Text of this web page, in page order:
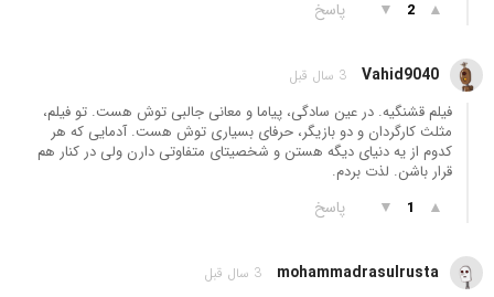
▲
2
▼ پاسخ
Vahid9040 3 سال قبل
فیلم قشنگیه. در عین سادگی، پیاما و معانی جالبی توش هست. تو فیلم،
مثلث کارگردان و دو بازیگر، حرفای بسیاری توش هست. آدمایی که هر
کدوم از یه دنیای دیگه هستن و شخصیتای متفاوتی دارن ولی در کنار هم
قرار باشن. لذت بردم.
▲
1
▼ پاسخ
mohammadrasulrusta 3 سال قبل